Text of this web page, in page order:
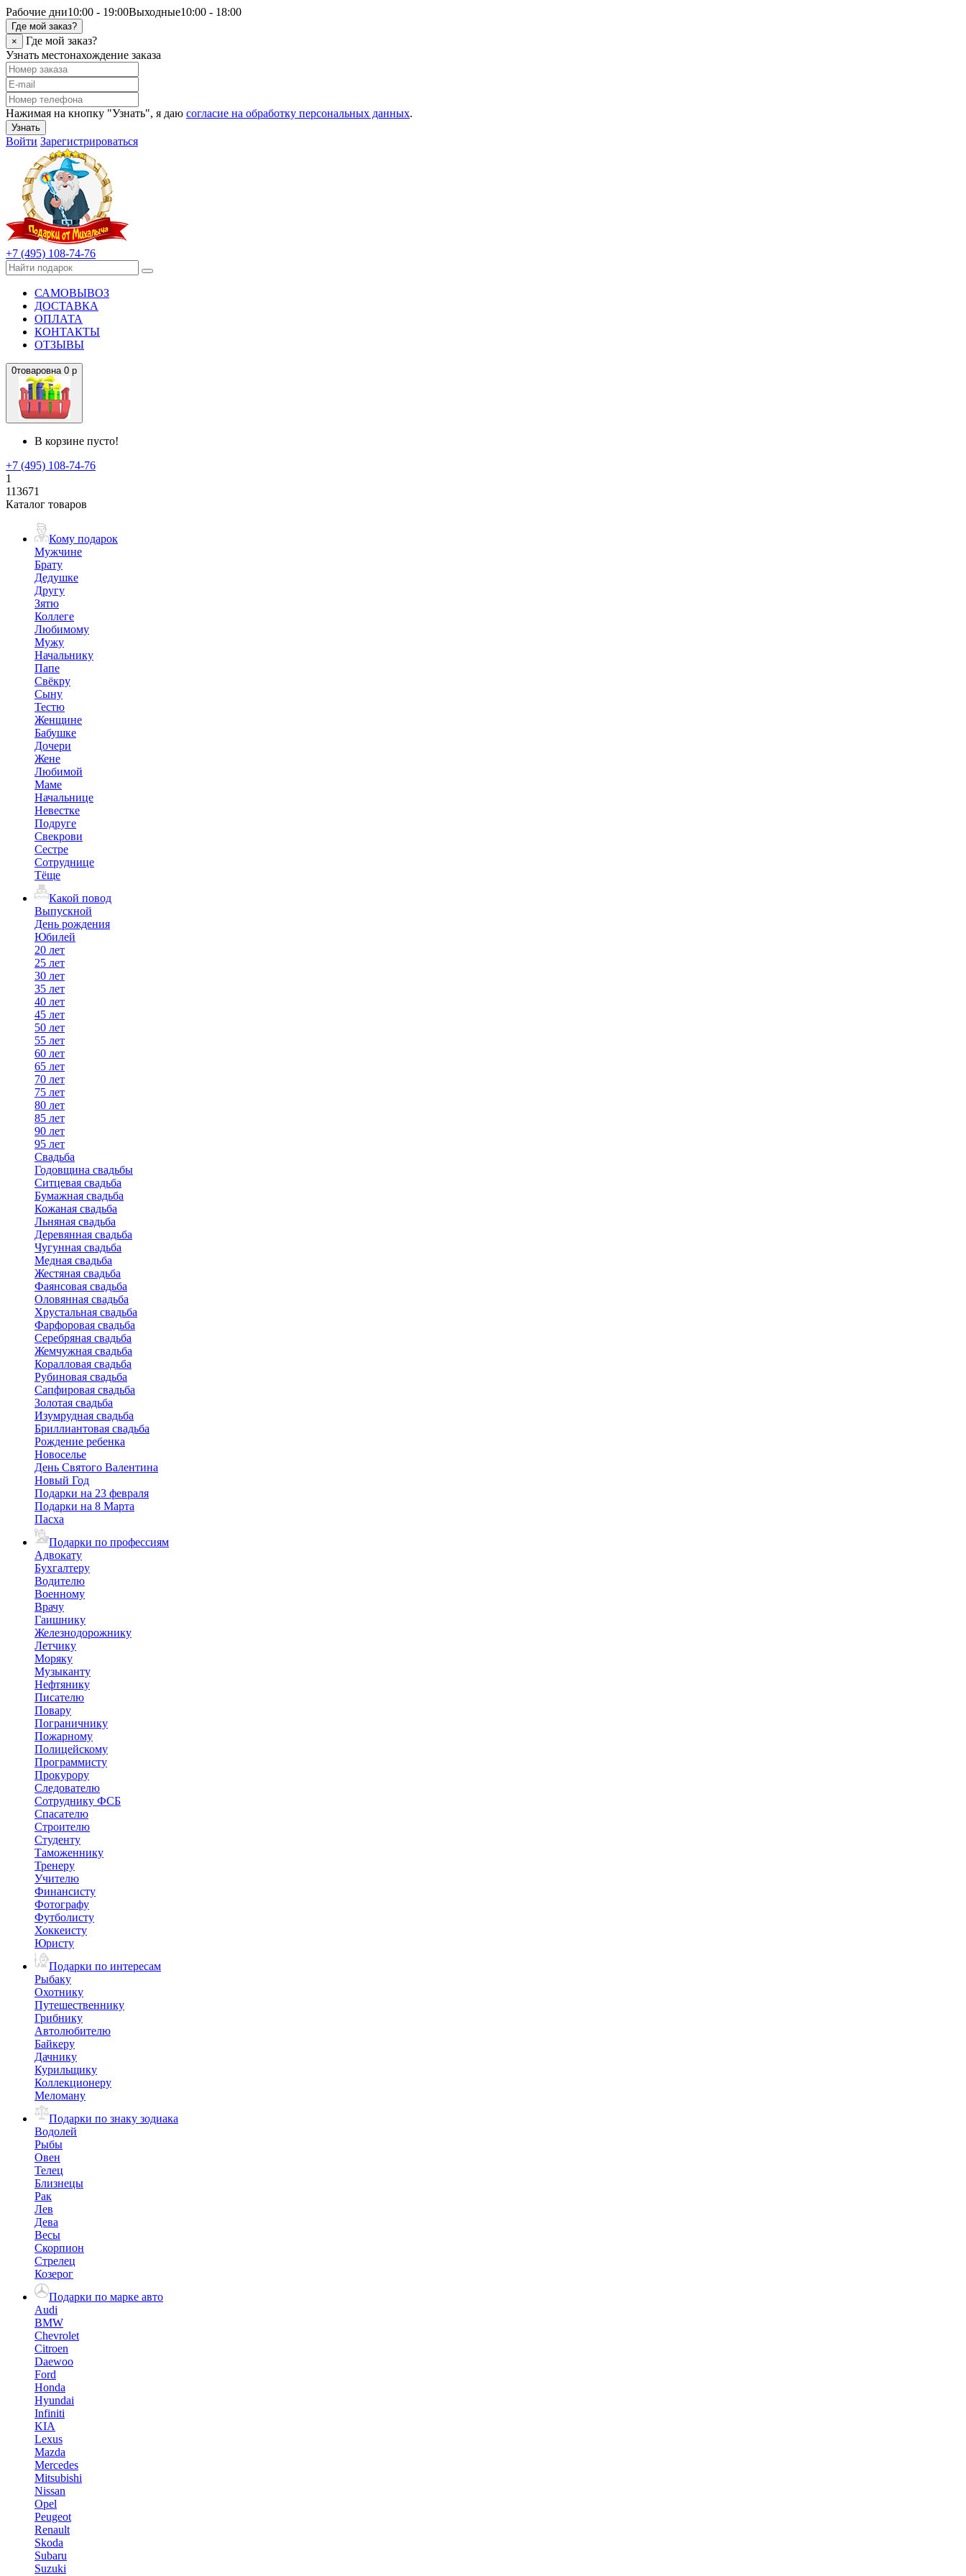
Рабочие дни10:00 - 19:00Выходные10:00 - 18:00
Где мой заказ?
×
Где мой заказ?
Узнать местонахождение заказа
Нажимая на кнопку "Узнать", я даю согласие на обработку персональных данных.
Узнать
Войти Зарегистрироваться
+7 (495) 108-74-76
САМОВЫВОЗ
ДОСТАВКА
ОПЛАТА
КОНТАКТЫ
ОТЗЫВЫ
0товаровна 0 р
В корзине пусто!
+7 (495) 108-74-76
1
113671
Каталог товаров
Кому подарок
Мужчине
Брату
Дедушке
Другу
Зятю
Коллеге
Любимому
Мужу
Начальнику
Папе
Свёкру
Сыну
Тестю
Женщине
Бабушке
Дочери
Жене
Любимой
Маме
Начальнице
Невестке
Подруге
Свекрови
Сестре
Сотруднице
Тёще
Какой повод
Выпускной
День рождения
Юбилей
20 лет
25 лет
30 лет
35 лет
40 лет
45 лет
50 лет
55 лет
60 лет
65 лет
70 лет
75 лет
80 лет
85 лет
90 лет
95 лет
Свадьба
Годовщина свадьбы
Ситцевая свадьба
Бумажная свадьба
Кожаная свадьба
Льняная свадьба
Деревянная свадьба
Чугунная свадьба
Медная свадьба
Жестяная свадьба
Фаянсовая свадьба
Оловянная свадьба
Хрустальная свадьба
Фарфоровая свадьба
Серебряная свадьба
Жемчужная свадьба
Коралловая свадьба
Рубиновая свадьба
Сапфировая свадьба
Золотая свадьба
Изумрудная свадьба
Бриллиантовая свадьба
Рождение ребенка
Новоселье
День Святого Валентина
Новый Год
Подарки на 23 февраля
Подарки на 8 Марта
Пасха
Подарки по профессиям
Адвокату
Бухгалтеру
Водителю
Военному
Врачу
Гаишнику
Железнодорожнику
Летчику
Моряку
Музыканту
Нефтянику
Писателю
Повару
Пограничнику
Пожарному
Полицейскому
Программисту
Прокурору
Следователю
Сотруднику ФСБ
Спасателю
Строителю
Студенту
Таможеннику
Тренеру
Учителю
Финансисту
Фотографу
Футболисту
Хоккеисту
Юристу
Подарки по интересам
Рыбаку
Охотнику
Путешественнику
Грибнику
Автолюбителю
Байкеру
Дачнику
Курильщику
Коллекционеру
Меломану
Подарки по знаку зодиака
Водолей
Рыбы
Овен
Телец
Близнецы
Рак
Лев
Дева
Весы
Скорпион
Стрелец
Козерог
Подарки по марке авто
Audi
BMW
Chevrolet
Citroen
Daewoo
Ford
Honda
Hyundai
Infiniti
KIA
Lexus
Mazda
Mercedes
Mitsubishi
Nissan
Opel
Peugeot
Renault
Skoda
Subaru
Suzuki